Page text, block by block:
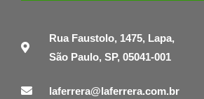
Rua Faustolo, 1475, Lapa,
São Paulo, SP, 05041-001
laferrera@laferrera.com.br